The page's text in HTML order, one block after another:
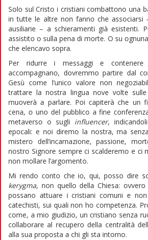
Solo sul Cristo i cristiani combattono una
in tutte le altre non fanno che associarsi
ausiliarie – a schieramenti già esistenti.
assistito o sulla pena di morte. O su
che elencavo sopra.
Per ridurre i messaggi e
accompagnano, dovremmo partire dal
Gesù come l’unico valore non
trattare la nostra lingua nove volte
muoverà a parlare. Poi capiterà che un
cena, o uno del pubblico a fine
metaverso o sugli influencer,
epocali: e noi diremo la nostra, ma
mistero dell’incarnazione, passione,
nostro Signore sempre ci scalderemo e ci
non mollare l’argomento.
Mi rendo conto che io, qui, posso dire
kerygma, non quello della Chiesa:
possano attuare i cristiani comuni e
catechisti, sui quali non ho competenza.
come, a mio giudizio, un cristiano senza
collaborare al recupero della centralità
alla sua proposta a chi gli sta intorno.